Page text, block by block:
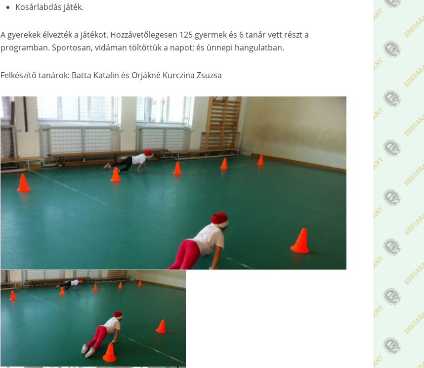
Kosárlabdás játék.
A gyerekek élvezték a játékot. Hozzávetőlegesen 125 gyermek és 6 tanár vett részt a
programban. Sportosan, vidáman töltöttük a napot; és ünnepi hangulatban.
Felkészítő tanárok: Batta Katalin és Orjákné Kurczina Zsuzsa